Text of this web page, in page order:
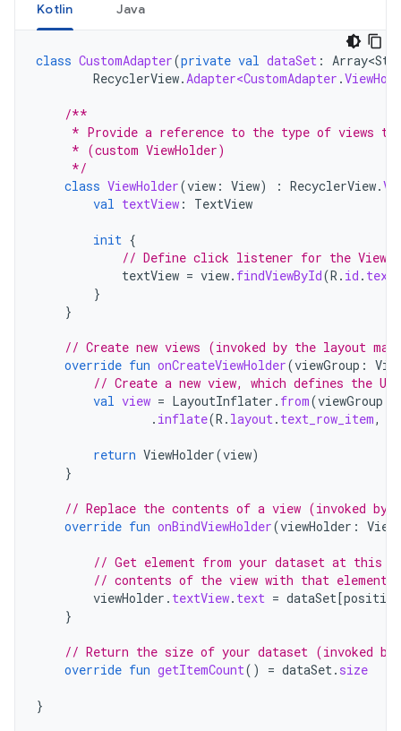
Kotlin Java
class CustomAdapter(private val dataSet :
RecyclerView.Adapter<CustomAdapter .
/**
* Provide a reference to the type of views
     * (custom ViewHolder)
     */
class ViewHolder(view : View) : RecyclerView.
val textView : TextView
init {
// Define click listener for the
textView = view. findViewById(R . id .
}
}
// Create new views (invoked by the layout
override fun onCreateViewHolder(viewGroup :
// Create a new view, which defines the
val view = LayoutInflater . from(viewGroup
. inflate(R . layout. text_row_item,
return ViewHolder(view)
}
// Replace the contents of a view (invoked by
override fun onBindViewHolder(viewHolder :
// Get element from your dataset at this
// contents of the view with that element
viewHolder . textView. text = dataSet[position
}
// Return the size of your dataset (invoked by
override fun getItemCount() = dataSet. size
}